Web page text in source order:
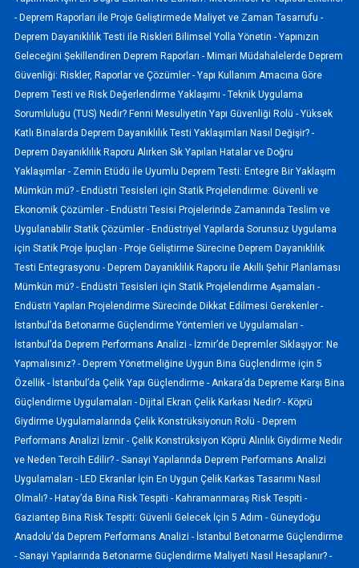
- Deprem Raporları ile Proje Geliştirmede Maliyet ve Zaman Tasarrufu -
Deprem Dayanıklılık Testi ile Riskleri Bilimsel Yolla Yönetin - Yapınızın
Geleceğini Şekillendiren Deprem Raporları - Mimari Müdahalelerde Deprem
Güvenliği: Riskler, Raporlar ve Çözümler - Yapı Kullanım Amacına Göre
Deprem Testi ve Risk Değerlendirme Yaklaşımı - Teknik Uygulama
Sorumluluğu (TUS) Nedir? Fenni Mesuliyetin Yapı Güvenliği Rolü - Yüksek
Katlı Binalarda Deprem Dayanıklılık Testi Yaklaşımları Nasıl Değişir? -
Deprem Dayanıklılık Raporu Alırken Sık Yapılan Hatalar ve Doğru
Yaklaşımlar - Zemin Etüdü ile Uyumlu Deprem Testi: Entegre Bir Yaklaşım
Mümkün mü? - Endüstri Tesisleri için Statik Projelendirme: Güvenli ve
Ekonomik Çözümler - Endüstri Tesisi Projelerinde Zamanında Teslim ve
Uygulanabilir Statik Çözümler - Endüstriyel Yapılarda Sorunsuz Uygulama
için Statik Proje İpuçları - Proje Geliştirme Sürecine Deprem Dayanıklılık
Testi Entegrasyonu - Deprem Dayanıklılık Raporu ile Akıllı Şehir Planlaması
Mümkün mü? - Endüstri Tesisleri için Statik Projelendirme Aşamaları -
Endüstri Yapıları Projelendirme Sürecinde Dikkat Edilmesi Gerekenler -
İstanbul’da Betonarme Güçlendirme Yöntemleri ve Uygulamaları -
İstanbul’da Deprem Performans Analizi - İzmir’de Depremler Sıklaşıyor: Ne
Yapmalısınız? - Deprem Yönetmeliğine Uygun Bina Güçlendirme için 5
Özellik - İstanbul’da Çelik Yapı Güçlendirme - Ankara’da Depreme Karşı Bina
Güçlendirme Uygulamaları - Dijital Ekran Çelik Karkası Nedir? - Köprü
Giydirme Uygulamalarında Çelik Konstrüksiyonun Rolü - Deprem
Performans Analizi İzmir - Çelik Konstrüksiyon Köprü Alınlık Giydirme Nedir
ve Neden Tercih Edilir? - Sanayi Yapılarında Deprem Performans Analizi
Uygulamaları - LED Ekranlar İçin En Uygun Çelik Karkas Tasarımı Nasıl
Olmalı? - Hatay’da Bina Risk Tespiti - Kahramanmaraş Risk Tespiti -
Gaziantep Bina Risk Tespiti: Güvenli Gelecek İçin 5 Adım - Güneydoğu
Anadolu'da Deprem Performans Analizi - İstanbul Betonarme Güçlendirme
- Sanayi Yapılarında Betonarme Güçlendirme Maliyeti Nasıl Hesaplanır? -